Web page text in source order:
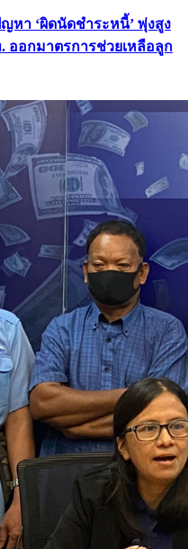
หา ‘ผิดนัดชำระหนี้’ พุ่งสูง
ออกมาตรการช่วยเหลือลูก